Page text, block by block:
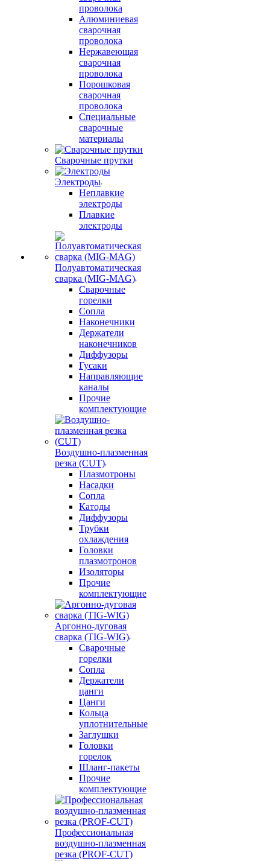
проволока
Алюминиевая
сварочная
проволока
Нержавеющая
сварочная
проволока
Порошковая
сварочная
проволока
Специальные
сварочные
материалы
Сварочные прутки
Электроды
Неплавкие
электроды
Плавкие
электроды
Полуавтоматическая
сварка (MIG-MAG)
Сварочные
горелки
Сопла
Наконечники
Держатели
наконечников
Диффузоры
Гусаки
Направляющие
каналы
Прочие
комплектующие
Воздушно-плазменная
резка (CUT)
Плазмотроны
Насадки
Сопла
Катоды
Диффузоры
Трубки
охлаждения
Головки
плазмотронов
Изоляторы
Прочие
комплектующие
Аргонно-дуговая
сварка (TIG-WIG)
Сварочные
горелки
Сопла
Держатели
цанги
Цанги
Кольца
уплотнительные
Заглушки
Головки
горелок
Шланг-пакеты
Прочие
комплектующие
Профессиональная
воздушно-плазменная
резка (PROF-CUT)